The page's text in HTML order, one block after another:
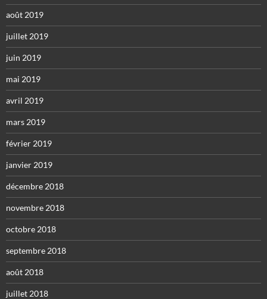
août 2019
juillet 2019
juin 2019
mai 2019
avril 2019
mars 2019
février 2019
janvier 2019
décembre 2018
novembre 2018
octobre 2018
septembre 2018
août 2018
juillet 2018